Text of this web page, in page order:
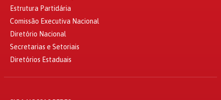
Estrutura Partidária
Comissão Executiva Nacional
Diretório Nacional
Secretarias e Setoriais
Diretórios Estaduais